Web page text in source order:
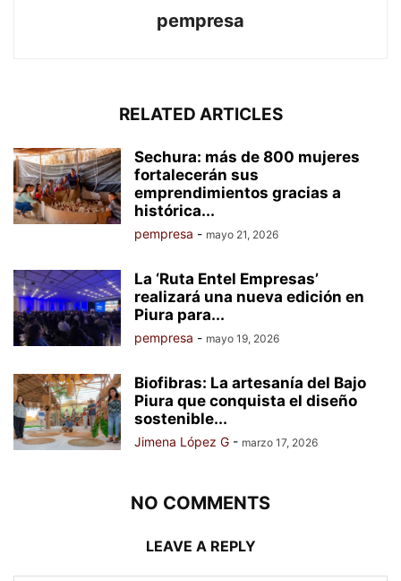
pempresa
RELATED ARTICLES
Sechura: más de 800 mujeres
fortalecerán sus
emprendimientos gracias a
histórica...
pempresa - mayo 21, 2026
La ‘Ruta Entel Empresas’
realizará una nueva edición en
Piura para...
pempresa - mayo 19, 2026
Biofibras: La artesanía del Bajo
Piura que conquista el diseño
sostenible...
Jimena López G - marzo 17, 2026
NO COMMENTS
LEAVE A REPLY